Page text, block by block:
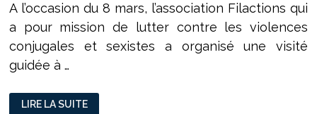
A l’occasion du 8 mars, l’association Filactions qui
a pour mission de lutter contre les violences
conjugales et sexistes a organisé une visité
guidée à …
LYON
AU
LIRE LA SUITE